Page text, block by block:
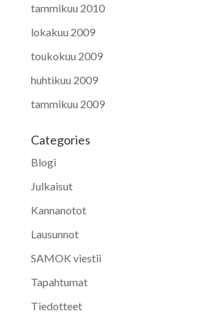
tammikuu 2010
lokakuu 2009
toukokuu 2009
huhtikuu 2009
tammikuu 2009
Categories
Blogi
Julkaisut
Kannanotot
Lausunnot
SAMOK viestii
Tapahtumat
Tiedotteet